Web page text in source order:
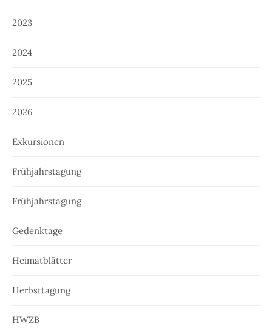
2023
2024
2025
2026
Exkursionen
Frühjahrstagung
Frühjahrstagung
Gedenktage
Heimatblätter
Herbsttagung
HWZB